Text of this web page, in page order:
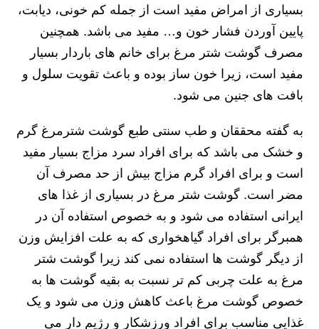
بسیاری از امراض مفید است از جمله کم خونی، دیابت،
پایین آوردن فشار خون و… مفید می باشد. همچنین
مصرف گوشت شتر مرغ برای خانم های باردار بسیار
مفید است، زیرا خون ساز بوده و باعث تقویت سلول و
بافت های جنین می شود.
به گفته محققان و طب سنتی طبع گوشت شترمرغ گرم
و خشک می باشد که برای افراد سرد مزاج بسیار مفید
است و برای افراد گرم مزاج بیش از حد مصرف آن
مضر است. گوشت شتر مرغ در بسیاری از غذا های
ایرانی استفاده می شود و به خصوص استفاده آن در
همبرگر برای افراد گیاهخواری که به علت افزایش وزن
از دیگر گوشت ها استفاده نمی کند زیرا گوشت شتر
مرغ به علت چربی کم تر نسبت به بقیه گوشت ها به
خصوص گوشت مرغ باعث کاهش وزن می شود و یک
غذایی مناسب برای افراد ورزشکار و رژیم دار می